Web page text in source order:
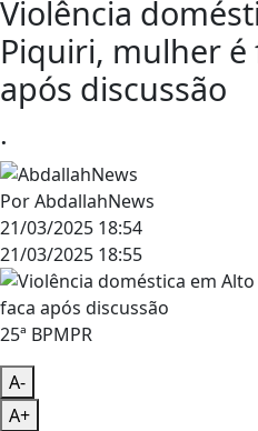
Violência
Piquiri, mulher é
após discussão
.
PorAbdallahNews
21/03/2025 18:54
21/03/2025 18:55
25ª BPMPR
A-
A+